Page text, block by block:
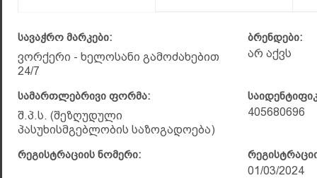
სავაჭრო მარკები:
ვორქერი - ხელოსანი გამოძახებით
24/7
ბრენდები:
არ აქვს
სამართლებრივი ფორმა:
შ.პ.ს. (შეზღუდული
პასუხისმგებლობის საზოგადოება)
405680696
რეგისტრაციის ნომერი:
01/03/2024